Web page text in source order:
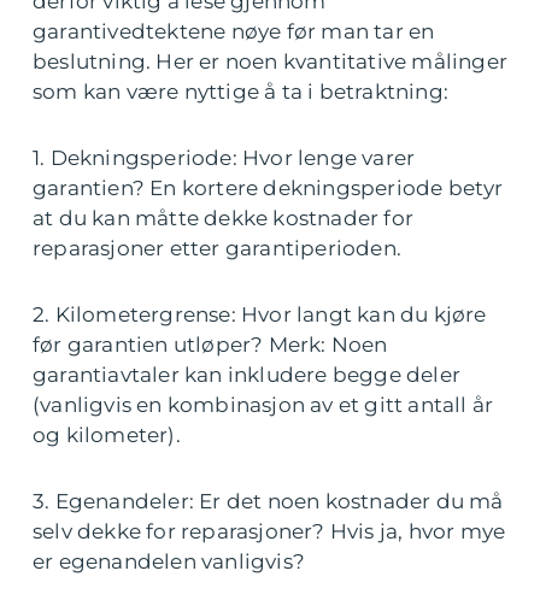
garantivedtektene nøye før man tar en
beslutning. Her er noen kvantitative målinger
som kan være nyttige å ta i betraktning:
1. Dekningsperiode: Hvor lenge varer
garantien? En kortere dekningsperiode betyr
at du kan måtte dekke kostnader for
reparasjoner etter garantiperioden.
2. Kilometergrense: Hvor langt kan du kjøre
før garantien utløper? Merk: Noen
garantiavtaler kan inkludere begge deler
(vanligvis en kombinasjon av et gitt antall år
og kilometer).
3. Egenandeler: Er det noen kostnader du må
selv dekke for reparasjoner? Hvis ja, hvor mye
er egenandelen vanligvis?